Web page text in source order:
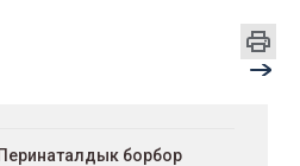
борбор